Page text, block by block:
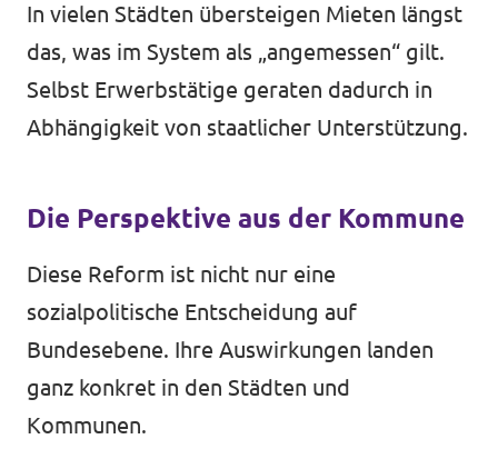
In vielen Städten übersteigen Mieten längst
das, was im System als „angemessen“ gilt.
Selbst Erwerbstätige geraten dadurch in
Abhängigkeit von staatlicher Unterstützung.
Die Perspektive aus der Kommune
Diese Reform ist nicht nur eine
sozialpolitische Entscheidung auf
Bundesebene. Ihre Auswirkungen landen
ganz konkret in den Städten und
Kommunen.